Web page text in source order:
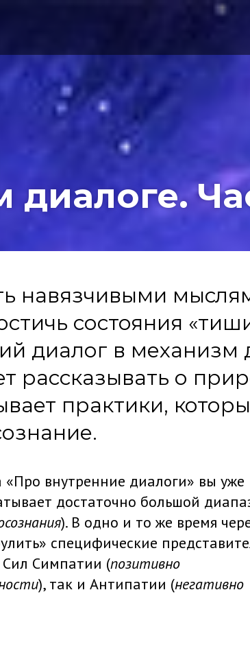
навязчивыми
состояния
диалог в механизм
рассказывать о
практики,
«Про внутренние диалоги» вы уже
достаточно большой
). В одно и то же время
специфические
Сил Симпатии (позитивно
), так и Антипатии (негативно